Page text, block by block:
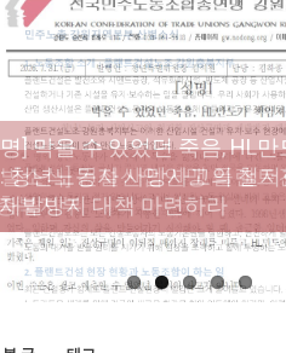
] 막을 수 있었던 죽음, HL
청년노동자 사망사고의 철
발방지 대책 마련하라
소식] 건설산업연맹 플랜트
북지부
,속초,원주,춘천] 폭염감시단
원☆인터뷰] 서비스연맹 전
노동조합 강원지부 김유미
소식] 강원지역 노동자 합창